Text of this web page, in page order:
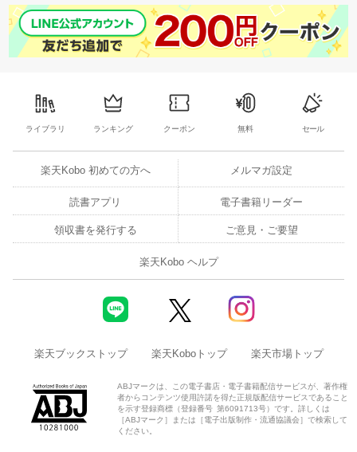
ライブラリ ランキング クーポン 無料 セール
楽天Kobo 初めての方へ メルマガ設定
読書アプリ 電子書籍リーダー
領収書を発行する ご意見・ご要望
楽天Kobo ヘルプ
楽天ブックストップ 楽天Koboトップ 楽天市場トップ
ABJマークは、この電子書店・電子書籍配信サービスが、著作権
者からコンテンツ使用許諾を得た正規版配信サービスであること
を示す登録商標（登録番号 第6091713号）です。詳しくは
［ABJマーク］または［電子出版制作・流通協議会］で検索して
ください。